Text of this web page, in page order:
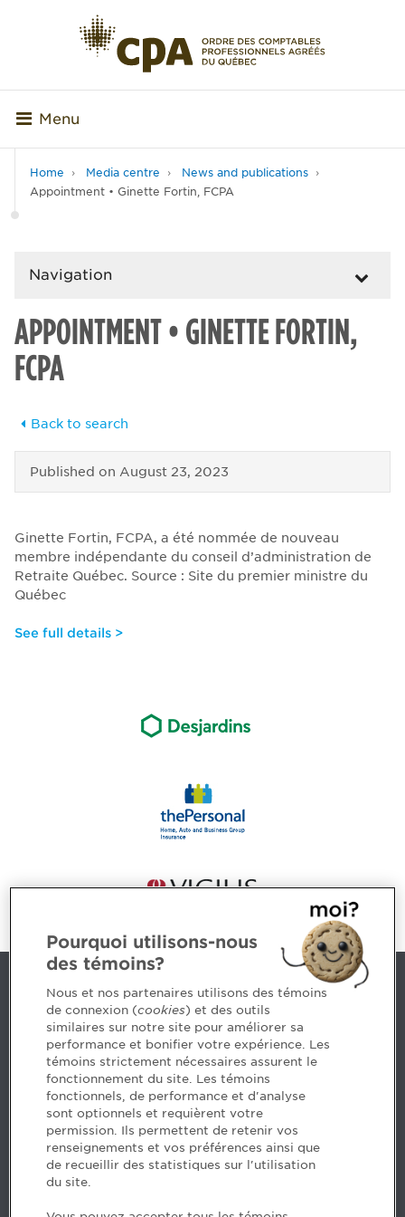
Menu
Home Media centre
News and publications
Appointment • Ginette Fortin, FCPA
Navigation
APPOINTMENT • GINETTE FORTIN,
FCPA
Back to search
Published on August 23, 2023
Ginette Fortin, FCPA, a été nommée de nouveau
membre indépendante du conseil d’administration de
Retraite Québec. Source : Site du premier ministre du
Québec
See full details >
Contact us
5, Place Ville Marie, bureau 800, Montréal (Québec)
H3B 2G2
www.cpaquebec.ca
Questions? Ask our team >
Want to make the Order a part of your career? See
our job offers >
Pourquoi utilisons-nous
des témoins?
Nous et nos partenaires utilisons des témoins
de connexion (cookies) et des outils
similaires sur notre site pour améliorer sa
performance et bonifier votre expérience. Les
témoins strictement nécessaires assurent le
fonctionnement du site. Les témoins
fonctionnels, de performance et d'analyse
sont optionnels et requièrent votre
permission. Ils permettent de retenir vos
renseignements et vos préférences ainsi que
de recueillir des statistiques sur l'utilisation
du site.